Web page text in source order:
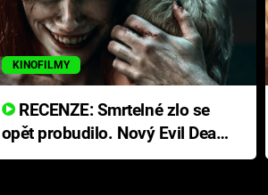
KINOFILMY
RECENZE: Smrtelné zlo se
opět probudilo. Nový Evil Dead
přichází s neodolatelnou